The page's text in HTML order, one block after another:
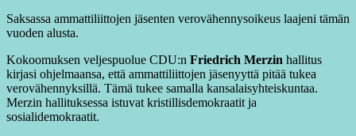
Saksassa ammattiliittojen jäsenten verovähennysoikeus laajeni tämän
vuoden alusta.
Kokoomuksen veljespuolue CDU:n Friedrich Merzin hallitus
kirjasi ohjelmaansa, että ammattiliittojen jäsenyyttä pitää tukea
verovähennyksillä. Tämä tukee samalla kansalaisyhteiskuntaa.
Merzin hallituksessa istuvat kristillisdemokraatit ja
sosialidemokraatit.